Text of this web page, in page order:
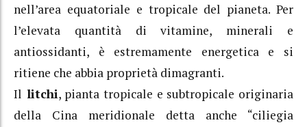
nell’area equatoriale e tropicale del pianeta. Per
l’elevata quantità di vitamine, minerali e
antiossidanti, è estremamente energetica e si
ritiene che abbia proprietà dimagranti.
Il litchi, pianta tropicale e subtropicale originaria
della Cina meridionale detta anche “ciliegia